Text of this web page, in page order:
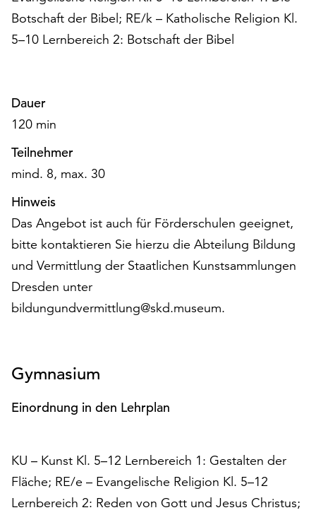
unserer
Datenschutzerklärung
oder
Botschaft der Bibel; RE/k – Katholische Religion Kl.
5–10 Lernbereich 2: Botschaft der Bibel
Dauer
120 min
Teilnehmer
mind. 8, max. 30
Hinweis
Das Angebot ist auch für Förderschulen geeignet,
bitte kontaktieren Sie hierzu die Abteilung Bildung
und Vermittlung der Staatlichen Kunstsammlungen
Dresden unter
bildungundvermittlung@skd.museum.
Gymnasium
Einordnung in den Lehrplan
KU – Kunst Kl. 5–12 Lernbereich 1: Gestalten der
Fläche; RE/e – Evangelische Religion Kl. 5–12
Lernbereich 2: Reden von Gott und Jesus Christus;